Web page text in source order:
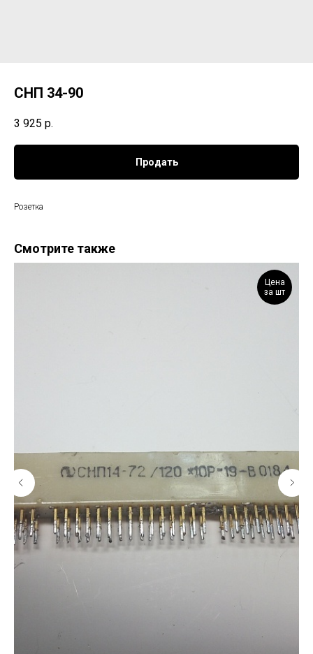
СНП 34-90
3 925 р.
Продать
Розетка
Смотрите также
Цена
за шт